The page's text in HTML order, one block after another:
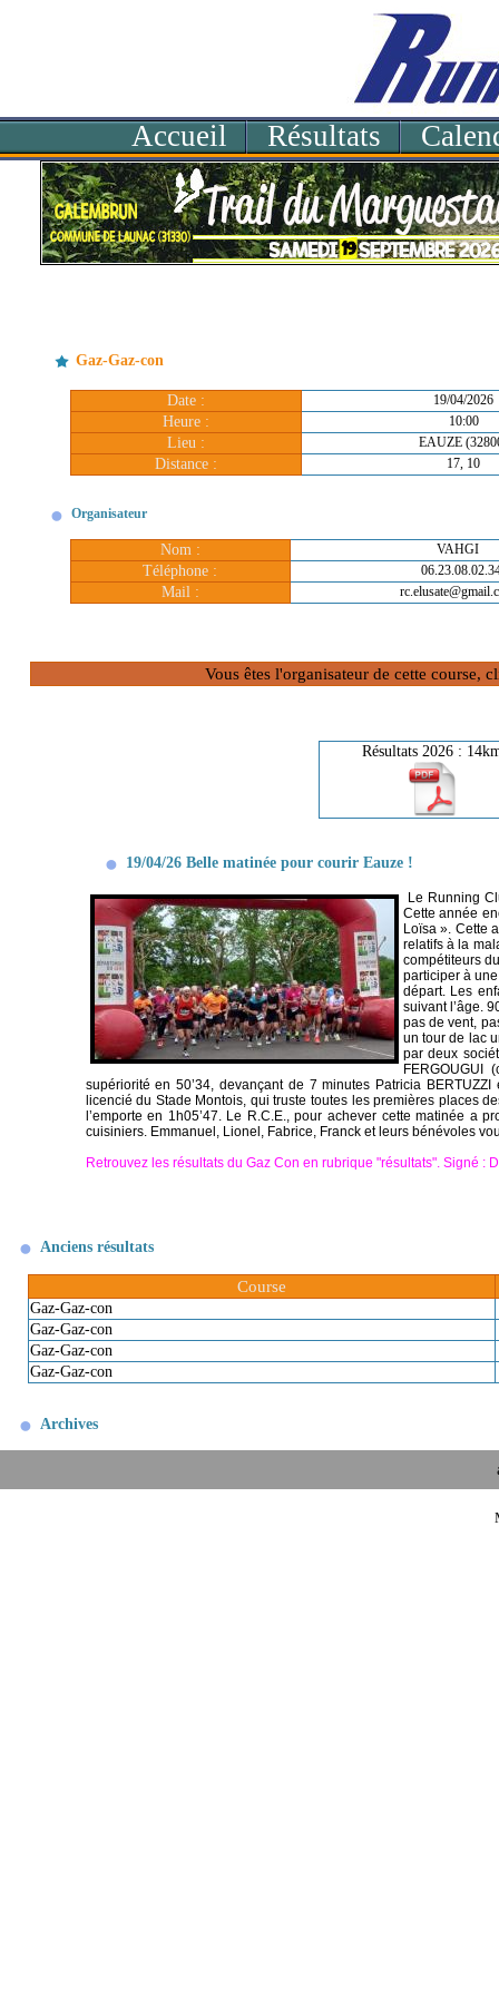
Accueil Résultats
Gaz-Gaz-con
Date : 19/04/2026
Heure : 10:00
Lieu : EAUZE
Distance : 17, 10
Organisateur
Nom : VAHGI
Téléphone :
Mail :
Vous êtes l'organisateur de cette course,
Résultats 2026 :
19/04/26 Belle matinée pour courir Eauze !
Le Running
Cette année
Loïsa ». Cette
relatifs à la
compétiteurs
participer à
départ. Les
suivant l’âge.
pas de vent,
un tour de lac
par deux
FERGOUGUI
supériorité en 50’34, devançant de 7 minutes Patricia
licencié du Stade Montois, qui truste toutes les premières places
l’emporte en 1h05’47. Le R.C.E., pour achever cette matinée a
cuisiniers. Emmanuel, Lionel, Fabrice, Franck et leurs bénévoles
Retrouvez les résultats du Gaz Con en rubrique "résultats". Signé :
Anciens résultats
Course
Gaz-Gaz-con
Gaz-Gaz-con
Gaz-Gaz-con
Gaz-Gaz-con
Archives